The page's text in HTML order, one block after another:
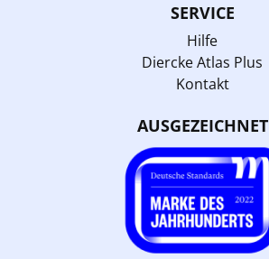
SERVICE
Hilfe
Diercke Atlas Plus
Kontakt
AUSGEZEICHNET